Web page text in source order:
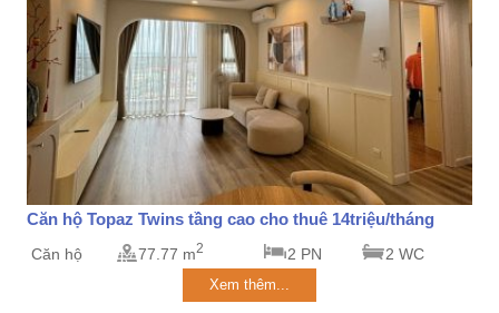
Căn hộ Topaz Twins tầng cao cho thuê 14triệu/tháng
Căn hộ 77.77 m2 2 PN 2 WC
Xem thêm...